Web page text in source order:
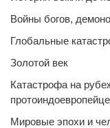
Войны богов,
Глобальные
Золотой век
Катастрофа на
Мировые эпохи и